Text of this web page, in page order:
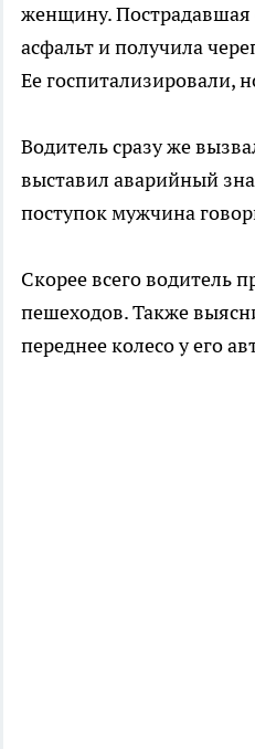
женщину. Пострадавшая
асфальт и получила
Ее госпитализировали,
Водитель сразу же
выставил аварийный
поступок мужчина
Скорее всего водитель
пешеходов. Также
переднее колесо у его